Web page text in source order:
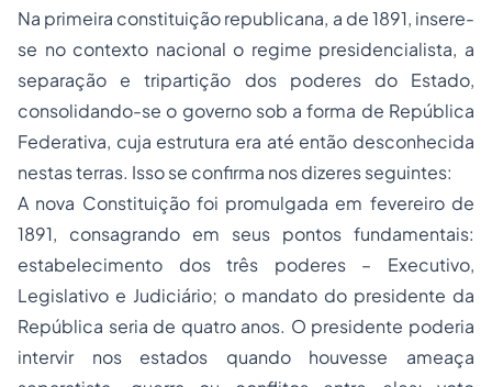
Na primeira constituição republicana, a de 1891, insere-
se no contexto nacional o regime presidencialista, a
separação e tripartição dos poderes do Estado,
consolidando-se o governo sob a forma de República
Federativa, cuja estrutura era até então desconhecida
nestas terras. Isso se confirma nos dizeres seguintes:
A nova Constituição foi promulgada em fevereiro de
1891, consagrando em seus pontos fundamentais:
estabelecimento dos três poderes – Executivo,
Legislativo e Judiciário; o mandato do presidente da
República seria de quatro anos. O presidente poderia
intervir nos estados quando houvesse ameaça